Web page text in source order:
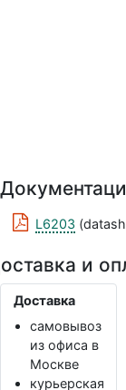
L6203
и
Доставка
самовывоз
из офиса в
Москве
курьерская